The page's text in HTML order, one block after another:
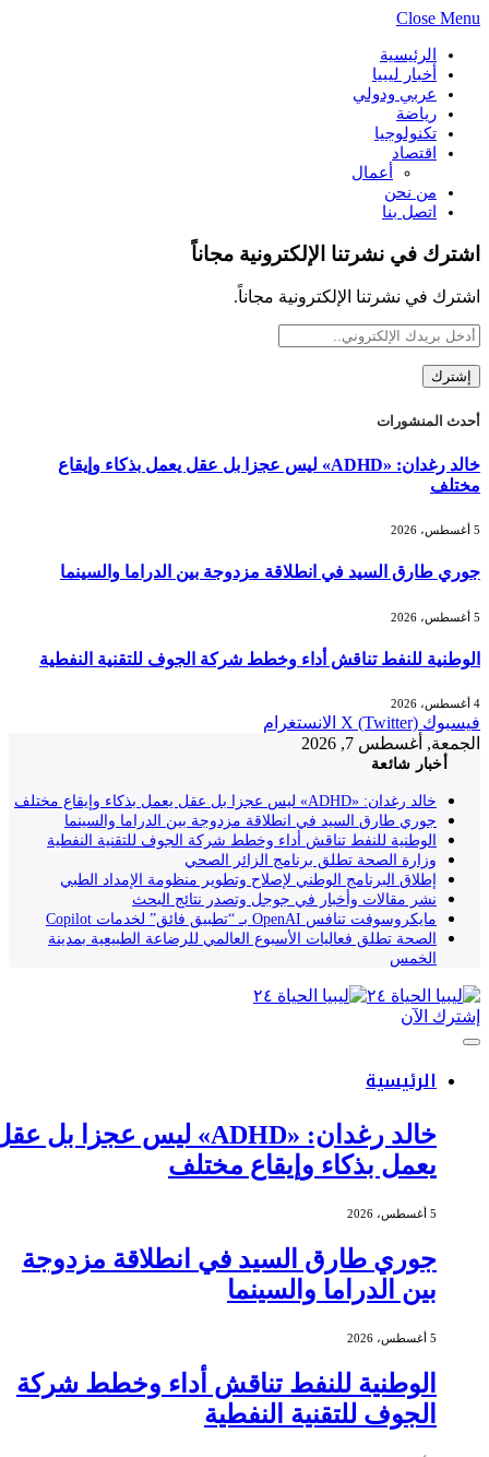
Close Menu
الرئيسية
أخبار ليبيا
عربي ودولي
رياضة
تكنولوجيا
اقتصاد
أعمال
من نحن
اتصل بنا
اشترك في نشرتنا الإلكترونية مجاناً
اشترك في نشرتنا الإلكترونية مجاناً.
أحدث المنشورات
خالد رغدان: «ADHD» ليس عجزا بل عقل يعمل بذكاء وإيقاع
مختلف
جوري طارق السيد في انطلاقة مزدوجة بين الدراما والسينما
الوطنية للنفط تناقش أداء وخطط شركة الجوف للتقنية النفطية
فيسبوك X (Twitter) الانستغرام
الجمعة, أغسطس 7, 2026
أخبار شائعة
خالد رغدان: «ADHD» ليس عجزا بل عقل يعمل بذكاء وإيقاع مختلف
جوري طارق السيد في انطلاقة مزدوجة بين الدراما والسينما
الوطنية للنفط تناقش أداء وخطط شركة الجوف للتقنية النفطية
وزارة الصحة تطلق برنامج الزائر الصحي
إطلاق البرنامج الوطني لإصلاح وتطوير منظومة الإمداد الطبي
نشر مقالات وأخبار في جوجل وتصدر نتائج البحث
مايكروسوفت تنافس OpenAI بـ “تطبيق فائق” لخدمات Copilot
الصحة تطلق فعاليات الأسبوع العالمي للرضاعة الطبيعية بمدينة
الخمس
إشترك الآن
الرئيسية
خالد رغدان: «ADHD» ليس عجزا بل عقل
يعمل بذكاء وإيقاع مختلف
جوري طارق السيد في انطلاقة مزدوجة
بين الدراما والسينما
الوطنية للنفط تناقش أداء وخطط شركة
الجوف للتقنية النفطية